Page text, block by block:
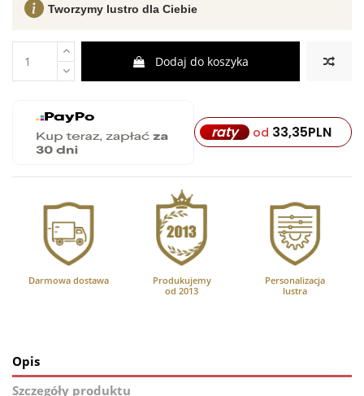
Dodaj do koszyka
Tworzymy lustro dla Ciebie
raty od 33,35PLN
Darmowa dostawa
Produkujemy
od 2013
Personalizacja
lustra
Opis
Szczegóły produktu